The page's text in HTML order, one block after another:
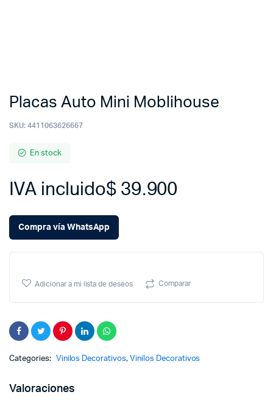
Placas Auto Mini Moblihouse
SKU: 4411063626667
En stock
$39.900
IVA incluido
Compra vía WhatsApp
Adicionar a mi lista de deseos Comparar
Categories: Vinilos Decorativos,Vinilos Decorativos
Valoraciones